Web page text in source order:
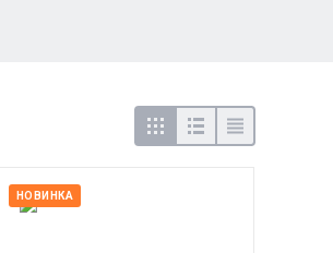
НОВИНКА